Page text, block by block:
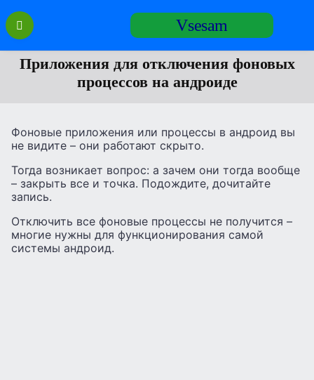
Перейти
содержанию
Vsesam
Приложения для отключения фоновых
процессов на андроиде
Фоновые приложения или процессы в андроид вы
не видите – они работают скрыто.
Тогда возникает вопрос: а зачем они тогда вообще
– закрыть все и точка. Подождите, дочитайте
запись.
Отключить все фоновые процессы не получится –
многие нужны для функционирования самой
системы андроид.